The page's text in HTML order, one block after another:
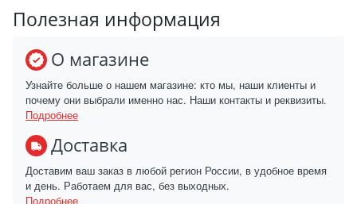
Полезная информация
О магазине
Узнайте больше о нашем магазине: кто мы, наши клиенты и
почему они выбрали именно нас. Наши контакты и реквизиты.
Подробнее
Доставка
Доставим ваш заказ в любой регион России, в удобное время
и день. Работаем для вас, без выходных.
Подробнее